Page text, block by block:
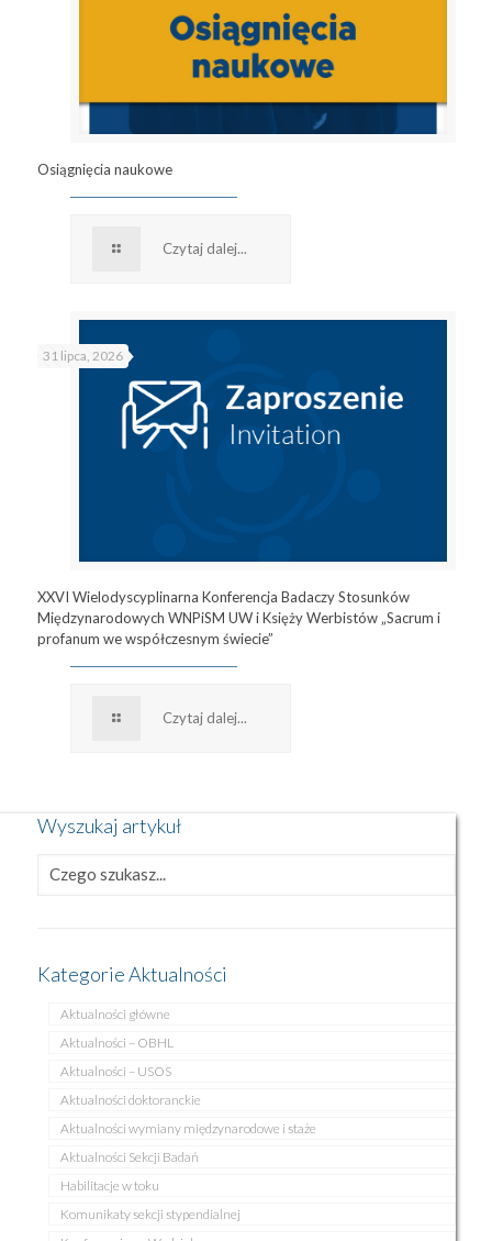
Osiągnięcia naukowe
Czytaj dalej...
31 lipca, 2026
XXVI Wielodyscyplinarna Konferencja Badaczy Stosunków
Międzynarodowych WNPiSM UW i Księży Werbistów „Sacrum i
profanum we współczesnym świecie”
Czytaj dalej...
Wyszukaj artykuł
Kategorie Aktualności
Aktualności główne
Aktualności – OBHL
Aktualności – USOS
Aktualności doktoranckie
Aktualności wymiany międzynarodowe i staże
Aktualności Sekcji Badań
Habilitacje w toku
Komunikaty sekcji stypendialnej